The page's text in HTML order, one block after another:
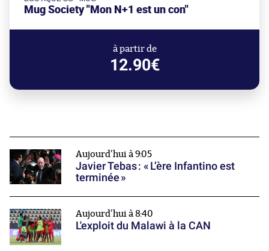
Mug Society "Mon N+1 est un con"
à partir de
12.90€
Aujourd'hui à 9:05
Javier Tebas : « L’ère Infantino est
terminée »
Aujourd'hui à 8:40
L'exploit du Malawi à la CAN